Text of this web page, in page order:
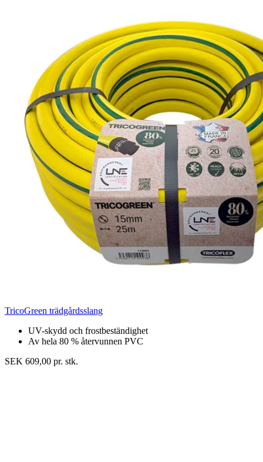
TricoGreen trädgårdsslang
UV-skydd och frostbeständighet
Av hela 80 % återvunnen PVC
SEK 609,00 pr. stk.